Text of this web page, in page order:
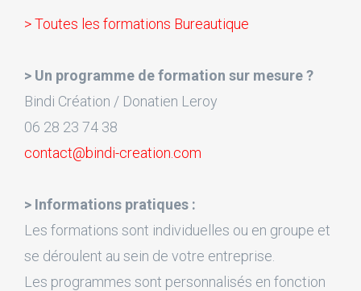
> Toutes les formations Bureautique
> Un programme de formation sur mesure ?
Bindi Création / Donatien Leroy
06 28 23 74 38
contact@bindi-creation.com
> Informations pratiques :
Les formations sont individuelles ou en groupe et
se déroulent au sein de votre entreprise.
Les programmes sont personnalisés en fonction